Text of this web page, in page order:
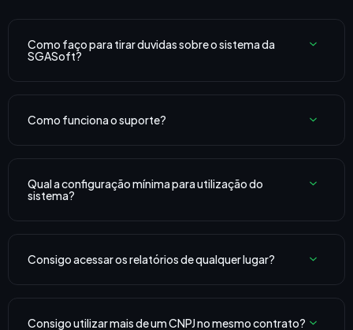
Como faço para tirar duvidas sobre o sistema da
SGASoft?
Como funciona o suporte?
Qual a configuração mínima para utilização do
sistema?
Consigo acessar os relatórios de qualquer lugar?
Consigo utilizar mais de um CNPJ no mesmo contrato?